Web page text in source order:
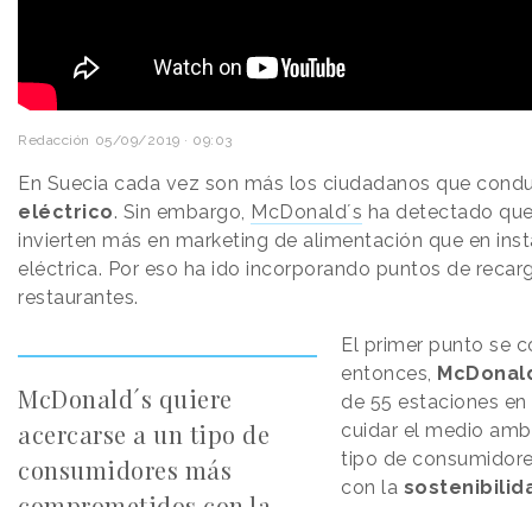
Redacción 05/09/2019 · 09:03
En Suecia cada vez son más los ciudadanos que
eléctrico. Sin embargo, McDonald´s ha detectado
invierten más en marketing de alimentación que en
eléctrica. Por eso ha ido incorporando puntos de
restaurantes.
McDonald´s quiere
acercarse a un tipo de
consumidores más
El primer punto se
entonces,
de 55 estaciones
cuidar el medio
tipo de
con la